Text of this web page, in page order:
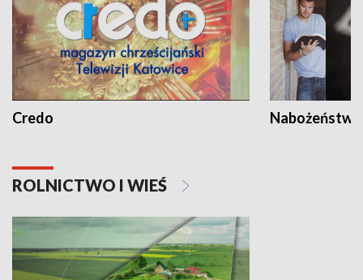
Credo
ROLNICTWO I WIEŚ